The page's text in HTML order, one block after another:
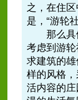
之，在住
是，“游轮
那么具体
考虑到游
求建筑的
样的风格
活内容的